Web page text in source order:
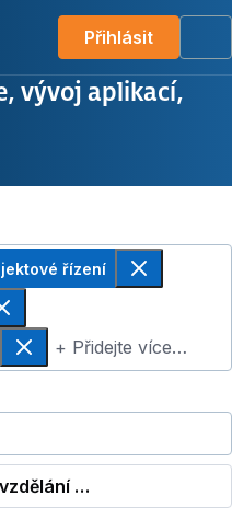
Přihlásit
vývoj aplikací,
řízení
Odebrat
Odebrat+ Přidejte více…
…